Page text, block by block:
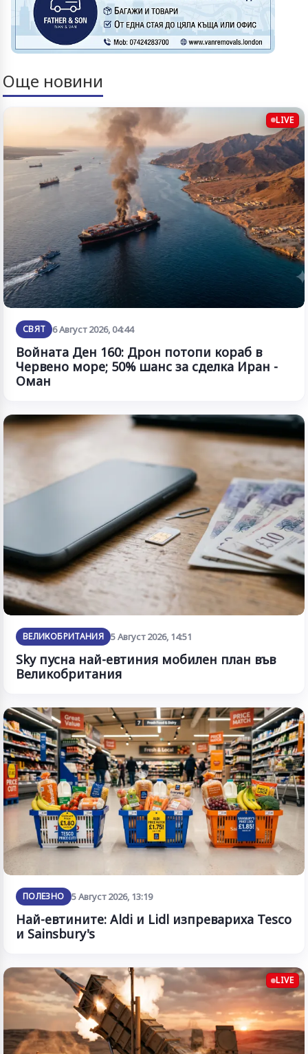
Още новини
LIVE
СВЯТ 6 Август 2026, 04:44
Войната Ден 160: Дрон потопи кораб в
Червено море; 50% шанс за сделка Иран -
Оман
ВЕЛИКОБРИТАНИЯ 5 Август 2026, 14:51
Sky пусна най-евтиния мобилен план във
Великобритания
ПОЛЕЗНО 5 Август 2026, 13:19
Най-евтините: Aldi и Lidl изпревариха Tesco
и Sainsbury's
LIVE